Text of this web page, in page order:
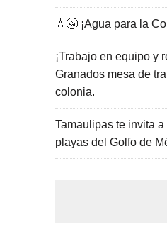
💧🚰 ¡Agua para la
¡Trabajo en equipo y
Granados mesa de
colonia.
Tamaulipas te invita
playas del Golfo de